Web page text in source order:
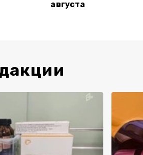
августа